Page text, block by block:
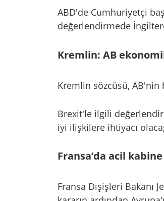
ABD'de Cumhuriyetçi
değerlendirmede
Kremlin: AB
Kremlin sözcüsü,
Brexit'le ilgili
iyi ilişkilere ihtiyacı
Fransa’da acil
Fransa Dışişleri Bakanı